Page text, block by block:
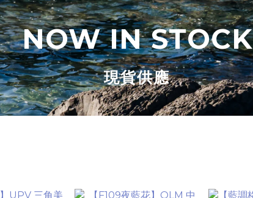
NOW IN STOCK
現貨供應